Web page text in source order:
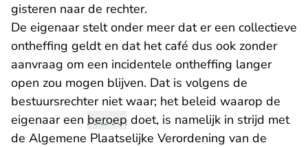
gisteren naar de rechter.
De eigenaar stelt onder meer dat er een collectieve
ontheffing geldt en dat het café dus ook zonder
aanvraag om een incidentele ontheffing langer
open zou mogen blijven. Dat is volgens de
bestuursrechter niet waar; het beleid waarop de
eigenaar een beroep doet, is namelijk in strijd met
de Algemene Plaatselijke Verordening van de